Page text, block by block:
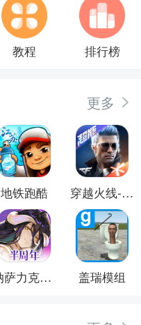
教程 排行榜
更多
地铁跑酷 穿越火线-枪战王者
纳萨力克之王 盖瑞模组